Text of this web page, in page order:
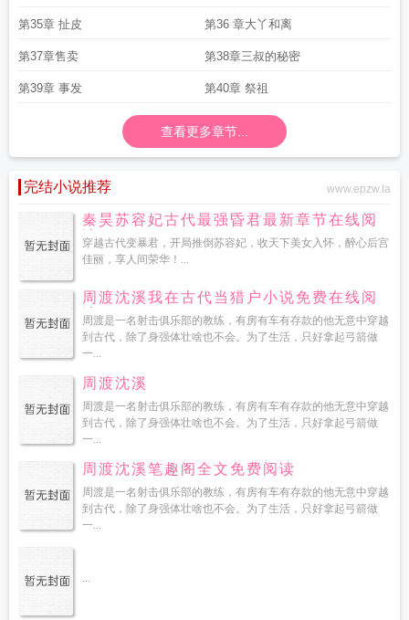
第35章 扯皮 第36 章大丫和离
第37章售卖 第38章三叔的秘密
第39章 事发 第40章 祭祖
查看更多章节...
完结小说推荐 www.epzw.la
秦昊苏容妃古代最强昏君最新章节在线阅
读
穿越古代变暴君，开局推倒苏容妃，收天下美女入怀，醉心后宫
佳丽，享人间荣华！...
周渡沈溪我在古代当猎户小说免费在线阅
读
周渡是一名射击俱乐部的教练，有房有车有存款的他无意中穿越
到古代，除了身强体壮啥也不会。为了生活，只好拿起弓箭做
一...
周渡沈溪
周渡是一名射击俱乐部的教练，有房有车有存款的他无意中穿越
到古代，除了身强体壮啥也不会。为了生活，只好拿起弓箭做
一...
周渡沈溪笔趣阁全文免费阅读
周渡是一名射击俱乐部的教练，有房有车有存款的他无意中穿越
到古代，除了身强体壮啥也不会。为了生活，只好拿起弓箭做
一...
...